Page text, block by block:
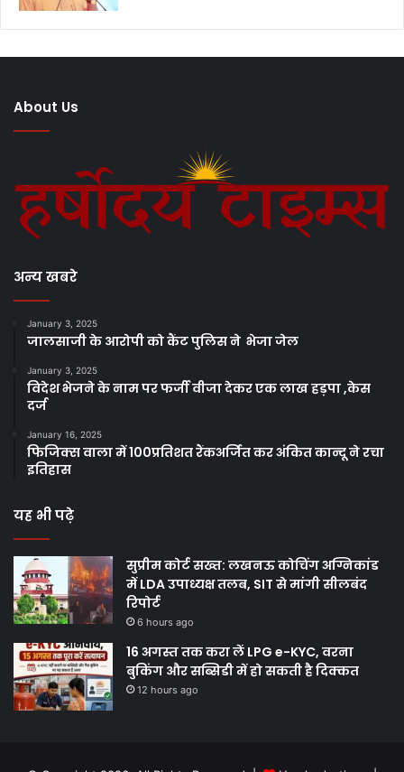
About Us
अन्य खबरे
January 3, 2025
जालसाजी के आरोपी को कैंट पुलिस ने भेजा जेल
January 3, 2025
विदेश भेजने के नाम पर फर्जी वीजा देकर एक लाख हड़पा ,केस
दर्ज
January 16, 2025
फिजिक्स वाला में 100प्रतिशत रैंकअर्जित कर अंकित कान्दू ने रचा
इतिहास
यह भी पढ़े
सुप्रीम कोर्ट सख्त: लखनऊ कोचिंग अग्निकांड
में LDA उपाध्यक्ष तलब, SIT से मांगी सीलबंद
रिपोर्ट
6 hours ago
16 अगस्त तक करा लें LPG e-KYC, वरना
बुकिंग और सब्सिडी में हो सकती है दिक्कत
12 hours ago